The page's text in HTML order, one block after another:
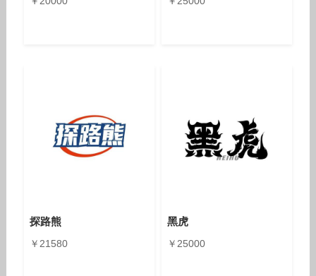
探路熊
￥21580
黑虎
￥25000